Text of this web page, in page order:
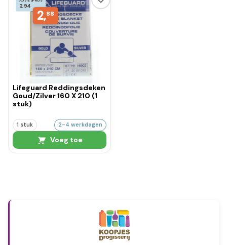
2,94
2,88
Lifeguard Reddingsdeken
Goud/Zilver 160 X 210 (1
stuk)
1 stuk 2-4 werkdagen
Voeg toe